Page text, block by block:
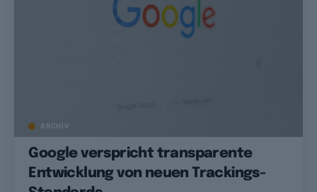
ARCHIV
Google verspricht transparente
Entwicklung von neuen Trackings-